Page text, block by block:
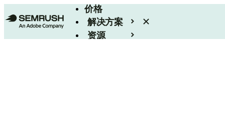
价格
解决方案
资源